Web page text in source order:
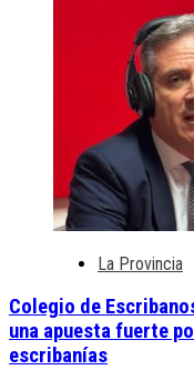
La Provincia
Colegio de
una apuesta fuerte
escribanías